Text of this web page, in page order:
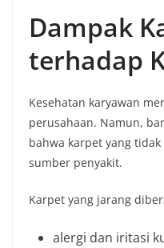
Dampak
terhadap
Kesehatan karyawan
perusahaan. Namun,
bahwa karpet yang
sumber penyakit.
Karpet yang jarang
alergi dan iritasi